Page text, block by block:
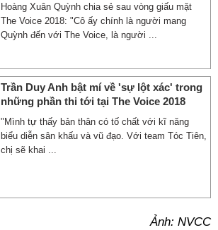
Hoàng Xuân Quỳnh chia sẻ sau vòng giấu mặt
The Voice 2018: "Cô ấy chính là người mang
Quỳnh đến với The Voice, là người ...
Trần Duy Anh bật mí về 'sự lột xác' trong
những phần thi tới tại The Voice 2018
"Mình tự thấy bản thân có tố chất với kĩ năng
biểu diễn sân khấu và vũ đạo. Với team Tóc Tiên,
chị sẽ khai ...
Ảnh: NVCC